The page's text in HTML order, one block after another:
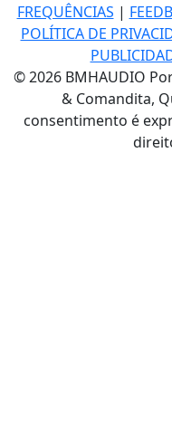
FREQUÊNCIAS |
POLÍTICA DE
© 2026 BMHAUDIO
& Comandita,
consentimento é